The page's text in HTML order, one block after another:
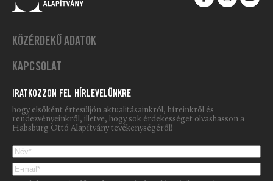
KÖZÉRDEKŰ ADATOK
KAPCSOLAT
IRATKOZZON FEL HÍRLEVELÜNKRE
hogy elsőként értesüljön aktualitásainkról, híreinkről és
rendezvényeinkről, illetve, hogy sok érdekességet olvashasson a
Habsburg Ottó Alapítvány tevékenységéről!